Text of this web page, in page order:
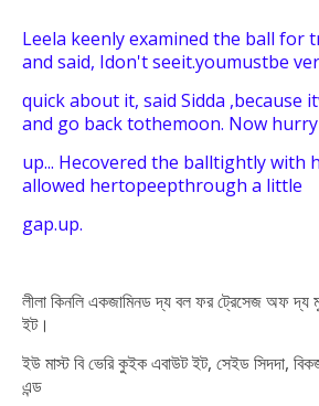
Leela keenly examined the ball for
and said, Idon'tseeit.youmustbe
quick about it, said Sidda ,because it
and go back tothemoon. Now hurry
up... Hecovered the balltightly with
allowed hertopeepthrough a little
gap.up.
লীলা কিনলি একজামিনড দ্য বল ফর ট্রেসেজ অফ দ্য
ইট।
ইউ মাস্ট বি ভেরি কুইক এবাউট ইট, সেইড সিদদা,
এন্ড